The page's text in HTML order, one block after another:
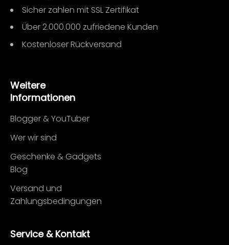
Sicher zahlen mit SSL Zertifikat
Über 2.000.000 zufriedene Kunden
Kostenloser Rückversand
Weitere
Informationen
Blogger & YouTuber
Wer wir sind
Geschenke & Gadgets
Blog
Versand und
Zahlungsbedingungen
Service & Kontakt